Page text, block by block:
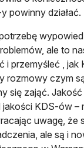
powinny działać.
ale to
i przemyśleć ,
rozmowy czym
się zająć.
KDS-ów –
uwagę, że
ale są i